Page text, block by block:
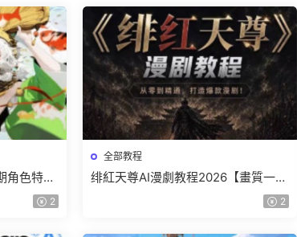
角色特訓
2
全部教程
绯紅天尊AI漫劇教程2026【畫質一般
2